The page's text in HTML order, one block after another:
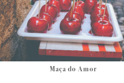
Maça do Amor